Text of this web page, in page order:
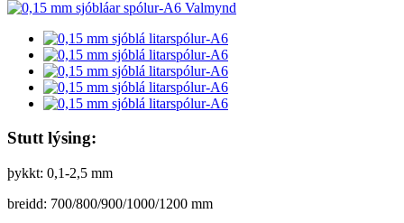
Stutt lýsing:
þykkt: 0,1-2,5 mm
breidd: 700/800/900/1000/1200 mm